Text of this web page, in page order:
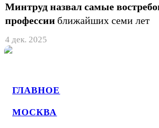
ГЛАВНОЕ
МОСКВА
Минтруд назвал самые
профессии ближайших семи лет
4 дек. 2025